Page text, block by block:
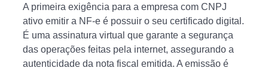
A primeira exigência para a empresa com CNPJ
ativo emitir a NF-e é possuir o seu certificado digital.
É uma assinatura virtual que garante a segurança
das operações feitas pela internet, assegurando a
autenticidade da nota fiscal emitida. A emissão é